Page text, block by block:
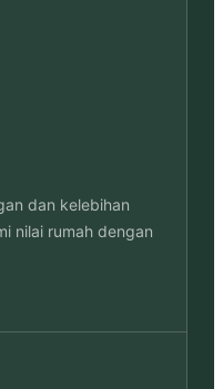
dan kelebihan
nilai rumah dengan